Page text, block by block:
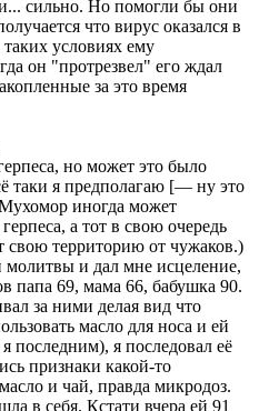
сильно. Но помогли бы они
что вирус оказался в
условиях ему
он "протрезвел" его ждал
за это время
но может это было
таки я предполагаю [— ну это
иногда может
а тот в свою очередь
территорию от чужаков.)
и дал мне исцеление,
папа 69, мама 66, бабушка 90.
за ними делая вид что
масло для носа и ей
последним), я последовал её
признаки какой-то
и чай, правда микродоз.
в себя. Кстати вчера ей 91